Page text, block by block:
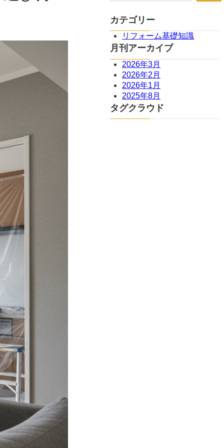
カテゴリー
リフォーム基礎知識
月刊アーカイブ
2026年3月
2026年2月
2026年1月
2025年8月
タグクラウド